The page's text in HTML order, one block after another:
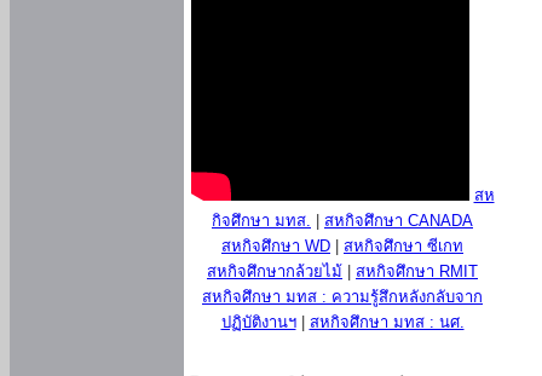
สห
กิจศึกษา มทส.
สหกิจศึกษา CANADA
สหกิจศึกษา WD
สหกิจศึกษา ซีเกท
สหกิจศึกษากล้วยไม้
สหกิจศึกษา RMIT
สหกิจศึกษา มทส : ความรู้สึกหลังกลับจาก
ปฏิบัติงานฯ| สหกิจศึกษา มทส : นศ.